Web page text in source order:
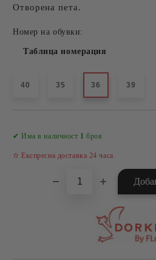
Отворена пета.
Номер на обувки:
Таблица номерация
40 35 36 39
✔ Има в наличност 1 броя
✫ Експресна доставка 24 часа